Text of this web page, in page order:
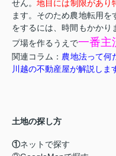
せん。地目には制限があり
ます。そのため農地転用
をするには、時間もかかり
プ場を作るうえで一番主
関連コラム： 農地法って何
川越の不動産屋が解説しま
土地の探し
①ネットで探す